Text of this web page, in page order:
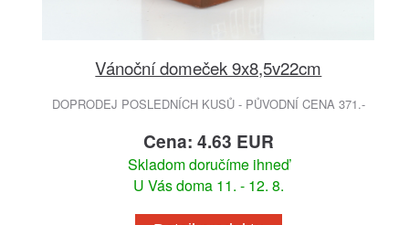
Vánoční domeček 9x8,5v22cm
DOPRODEJ POSLEDNÍCH KUSŮ - PŮVODNÍ CENA 371.-
Cena: 4.63 EUR
Skladom doručíme ihneď
U Vás doma 11. - 12. 8.